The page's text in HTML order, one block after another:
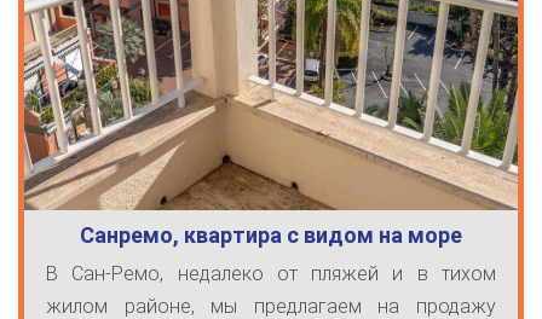
Санремо, квартира с видом на море
В Сан-Ремо, недалеко от пляжей и в тихом
жилом районе, мы предлагаем на продажу